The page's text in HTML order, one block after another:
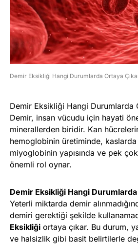
Demir Eksikliği Hangi Durumlarda Ortaya
Demir Eksikliği Hangi Durumlarda
Demir, insan vücudu için hayati
minerallerden biridir. Kan
hemoglobinin üretiminde,
miyoglobinin yapısında ve pek
önemli rol oynar.
Demir Eksikliği Hangi Durumlarda
Yeterli miktarda demir
demiri gerektiği şekilde
Eksikliği ortaya çıkar. Bu durum,
ve halsizlik gibi basit belirtilerle